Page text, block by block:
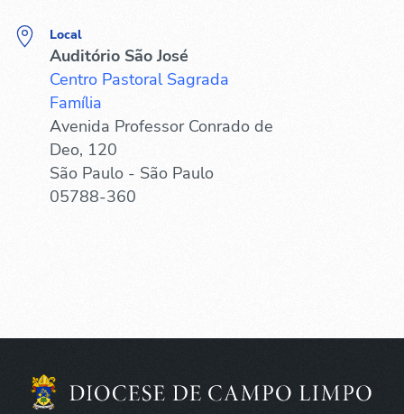
Local
Auditório São José
Centro Pastoral Sagrada
Família
Avenida Professor Conrado de
Deo, 120
São Paulo - São Paulo
05788-360